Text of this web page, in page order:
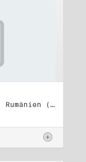
Titel: Materialsammlung: Rumänien (2)